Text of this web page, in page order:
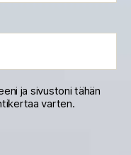
ja sivustoni tähän
varten.